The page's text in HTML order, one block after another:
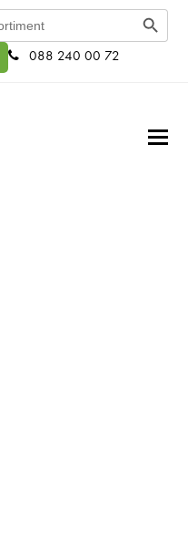
Search Button
088 240 00 72